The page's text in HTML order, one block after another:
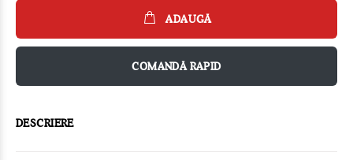
ADAUGĂ
COMANDĂ RAPID
DESCRIERE